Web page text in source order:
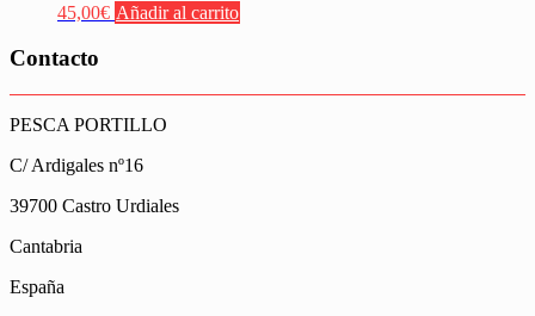
45,00€ Añadir al carrito
Contacto
PESCA PORTILLO
C/ Ardigales nº16
39700 Castro Urdiales
Cantabria
España